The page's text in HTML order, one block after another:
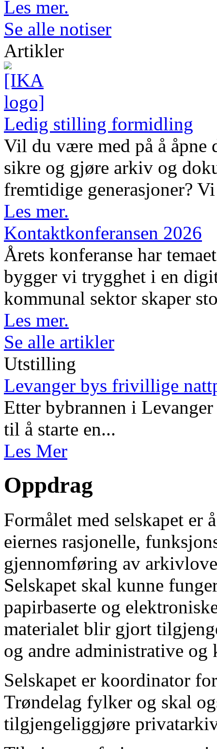
Les mer.
Se alle notiser
Artikler
Ledig stilling formidling
Vil du være med på å
sikre og gjøre arkiv og
fremtidige generasjoner?
Les mer.
Kontaktkonferansen 2026
Årets konferanse har
bygger vi trygghet i en
kommunal sektor skaper
Les mer.
Se alle artikler
Utstilling
Levanger bys frivillige
Etter bybrannen i
til å starte en...
Les Mer
Oppdrag
Formålet med selskapet er
eiernes rasjonelle,
gjennomføring av
Selskapet skal kunne
papirbaserte og
materialet blir gjort
og andre administrative
Selskapet er koordinator
Trøndelag fylker og skal
tilgjengeliggjøre